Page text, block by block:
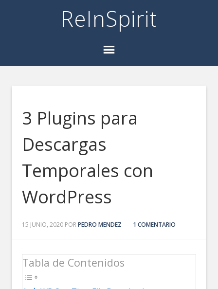
ReInSpirit
3 Plugins para
Descargas
Temporales con
WordPress
15 JUNIO, 2020 PORPEDRO MENDEZ 1 COMENTARIO
Tabla de Contenidos